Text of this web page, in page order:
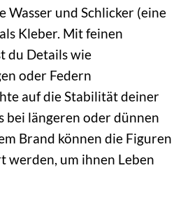
Wasser und Schlicker (eine
Kleber. Mit feinen
du Details wie
oder Federn
auf die Stabilität deiner
bei längeren oder dünnen
Brand können die Figuren
werden, um ihnen Leben